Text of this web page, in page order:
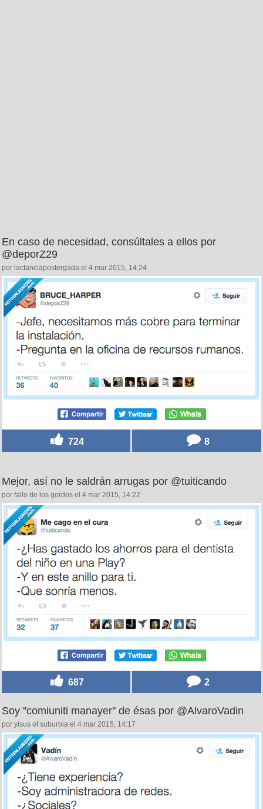
En caso de necesidad, consúltales a ellos por
@deporZ29
por lactanciapostergada el 4 mar 2015, 14:24
724 8
Mejor, así no le saldrán arrugas por @tuiticando
por fallo de los gordos el 4 mar 2015, 14:22
687 2
Soy ''comiuniti manayer'' de ésas por @AlvaroVadin
por yisus of suburbia el 4 mar 2015, 14:17